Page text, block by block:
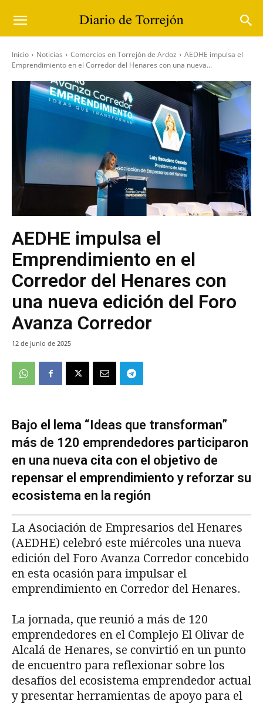
Inicio Noticias Comercios en Torrejón de Ardoz
AEDHE impulsa el
Emprendimiento en el Corredor del Henares con una nueva...
AEDHE impulsa el
Emprendimiento en el
Corredor del Henares con
una nueva edición del Foro
Avanza Corredor
12 de junio de 2025
Bajo el lema “Ideas que transforman”
más de 120 emprendedores participaron
en una nueva cita con el objetivo de
repensar el emprendimiento y reforzar su
ecosistema en la región
La Asociación de Empresarios del Henares
(AEDHE) celebró este miércoles una nueva
edición del Foro Avanza Corredor concebido
en esta ocasión para impulsar el
emprendimiento en Corredor del Henares.
La jornada, que reunió a más de 120
emprendedores en el Complejo El Olivar de
Alcalá de Henares, se convirtió en un punto
de encuentro para reflexionar sobre los
desafíos del ecosistema emprendedor actual
y presentar herramientas de apoyo para el